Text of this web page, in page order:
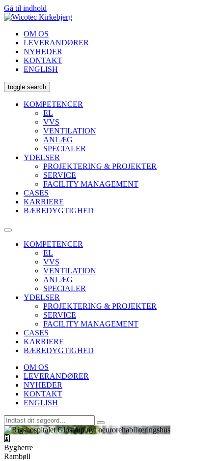
Gå til indhold
OM OS
LEVERANDØRER
NYHEDER
KONTAKT
ENGLISH
toggle search
KOMPETENCER
EL
VVS
VENTILATION
ANLÆG
SPECIALER
YDELSER
PROJEKTERING & PROJEKTER
SERVICE
FACILITY MANAGEMENT
CASES
KARRIERE
BÆREDYGTIGHED
KOMPETENCER
EL
VVS
VENTILATION
ANLÆG
SPECIALER
YDELSER
PROJEKTERING & PROJEKTER
SERVICE
FACILITY MANAGEMENT
CASES
KARRIERE
BÆREDYGTIGHED
OM OS
LEVERANDØRER
NYHEDER
KONTAKT
ENGLISH
Bygherre
Rambøll